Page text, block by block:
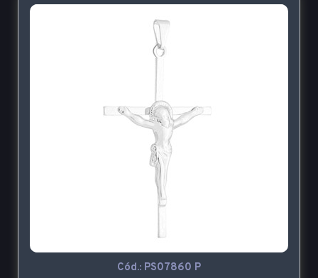
Cód.: PS07860 P